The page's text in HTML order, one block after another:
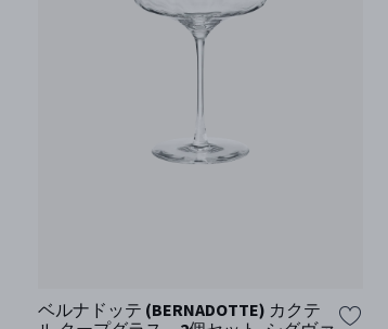
ベルナドッテ (BERNADOTTE) カクテ